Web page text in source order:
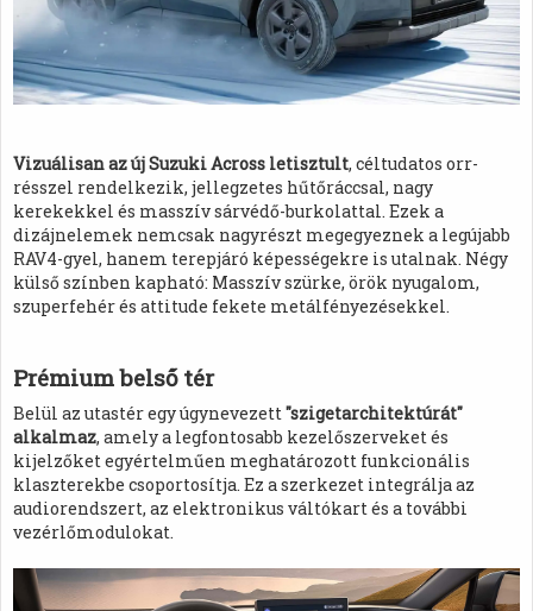
Vizuálisan az új Suzuki Across letisztult, céltudatos orr-
résszel rendelkezik, jellegzetes hűtőráccsal, nagy
kerekekkel és masszív sárvédő-burkolattal. Ezek a
dizájnelemek nemcsak nagyrészt megegyeznek a legújabb
RAV4-gyel, hanem terepjáró képességekre is utalnak. Négy
külső színben kapható: Masszív szürke, örök nyugalom,
szuperfehér és attitude fekete metálfényezésekkel.
Prémium belső tér
Belül az utastér egy úgynevezett"szigetarchitektúrát"
alkalmaz, amely a legfontosabb kezelőszerveket és
kijelzőket egyértelműen meghatározott funkcionális
klaszterekbe csoportosítja. Ez a szerkezet integrálja az
audiorendszert, az elektronikus váltókart és a további
vezérlőmodulokat.